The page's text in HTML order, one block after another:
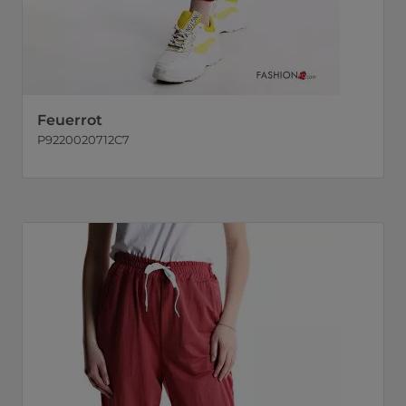
Feuerrot
P9220020712C7